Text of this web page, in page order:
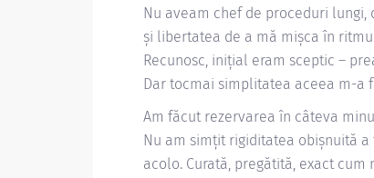
Nu aveam chef de proceduri
și libertatea de a mă mișca în
Recunosc, inițial eram sceptic –
Dar tocmai simplitatea aceea m-a
Am făcut rezervarea în câteva
Nu am simțit rigiditatea obișnuită
acolo. Curată, pregătită, exact